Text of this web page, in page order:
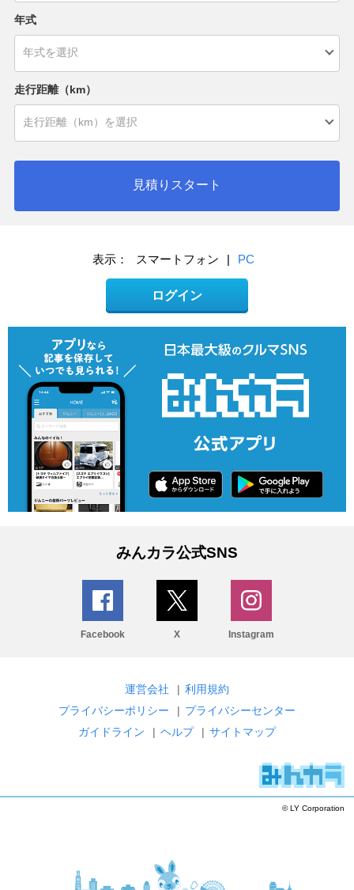
年式
走行距離（km）
見積りスタート
表示： スマートフォン | PC
ログイン
みんカラ公式SNS
Facebook X Instagram
運営会社 | 利用規約
プライバシーポリシー
| プライバシーセンター
ガイドライン
| ヘルプ | サイトマップ
© LY Corporation